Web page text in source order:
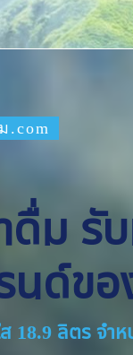
.com
ดื่ม รั
นด์ข
18.9 ลิตร จำ